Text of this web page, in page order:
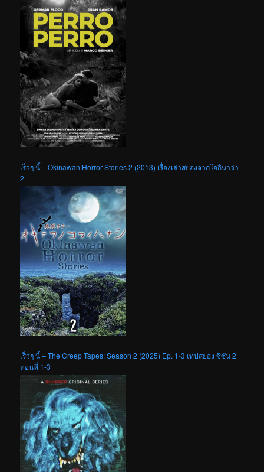
เร็วๆ นี้ – Okinawan Horror Stories 2 (2013) เรื่องเล่าสยองจากโอกินาว่า
2
เร็วๆ นี้ – The Creep Tapes: Season 2 (2025) Ep. 1-3 เทปสยอง ซีซัน 2
ตอนที่ 1-3